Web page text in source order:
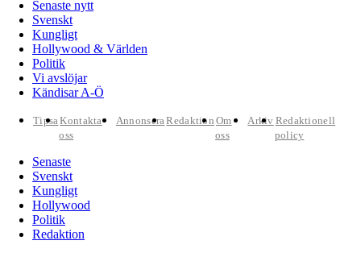
Senaste nytt
Svenskt
Kungligt
Hollywood & Världen
Politik
Vi avslöjar
Kändisar A-Ö
TipsaKontakta
oss
AnnonseraRedaktion Om
oss
Arkiv Redaktionell
policy
Senaste
Svenskt
Kungligt
Hollywood
Politik
Redaktion